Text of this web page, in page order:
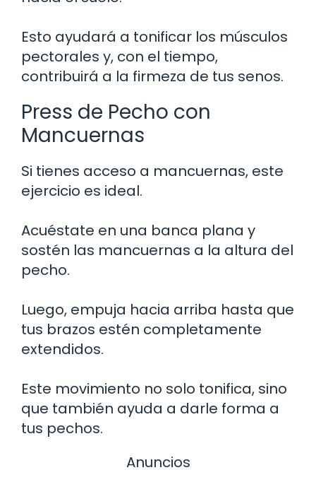
Esto ayudará a tonificar los músculos
pectorales y, con el tiempo,
contribuirá a la firmeza de tus senos.
Press de Pecho con
Mancuernas
Si tienes acceso a mancuernas, este
ejercicio es ideal.
Acuéstate en una banca plana y
sostén las mancuernas a la altura del
pecho.
Luego, empuja hacia arriba hasta que
tus brazos estén completamente
extendidos.
Este movimiento no solo tonifica, sino
que también ayuda a darle forma a
tus pechos.
Anuncios